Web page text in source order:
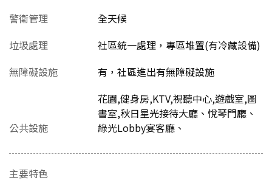
警衛管理
全天候
垃圾處理
社區統一處理，專區堆置(有冷藏設備)
無障礙設施
有，社區進出有無障礙設施
公共設施
花園,健身房,KTV,視聽中心,遊戲室,圖
書室,秋日星光接待大廳、悅琴門廳、
綠光Lobby宴客廳、
主要特色